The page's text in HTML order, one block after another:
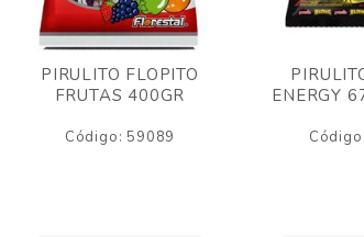
PIRULITO FLOPITO
FRUTAS 400GR
Código: 59089
ENERGY